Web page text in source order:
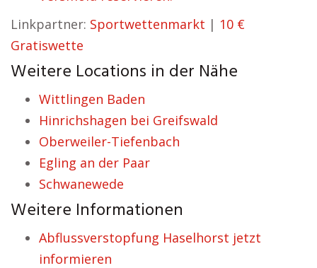
Linkpartner: Sportwettenmarkt | 10 €
Gratiswette
Weitere Locations in der Nähe
Wittlingen Baden
Hinrichshagen bei Greifswald
Oberweiler-Tiefenbach
Egling an der Paar
Schwanewede
Weitere Informationen
Abflussverstopfung Haselhorst jetzt
informieren